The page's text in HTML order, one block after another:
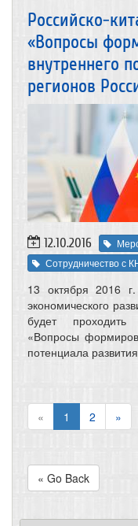
Российско-
«Вопросы
внутреннего
регионов
12.10.2016
Сотрудничество с
13 октября 2016
экономического
будет проходить
«Вопросы
потенциала
« 1 2 »
« Go Back